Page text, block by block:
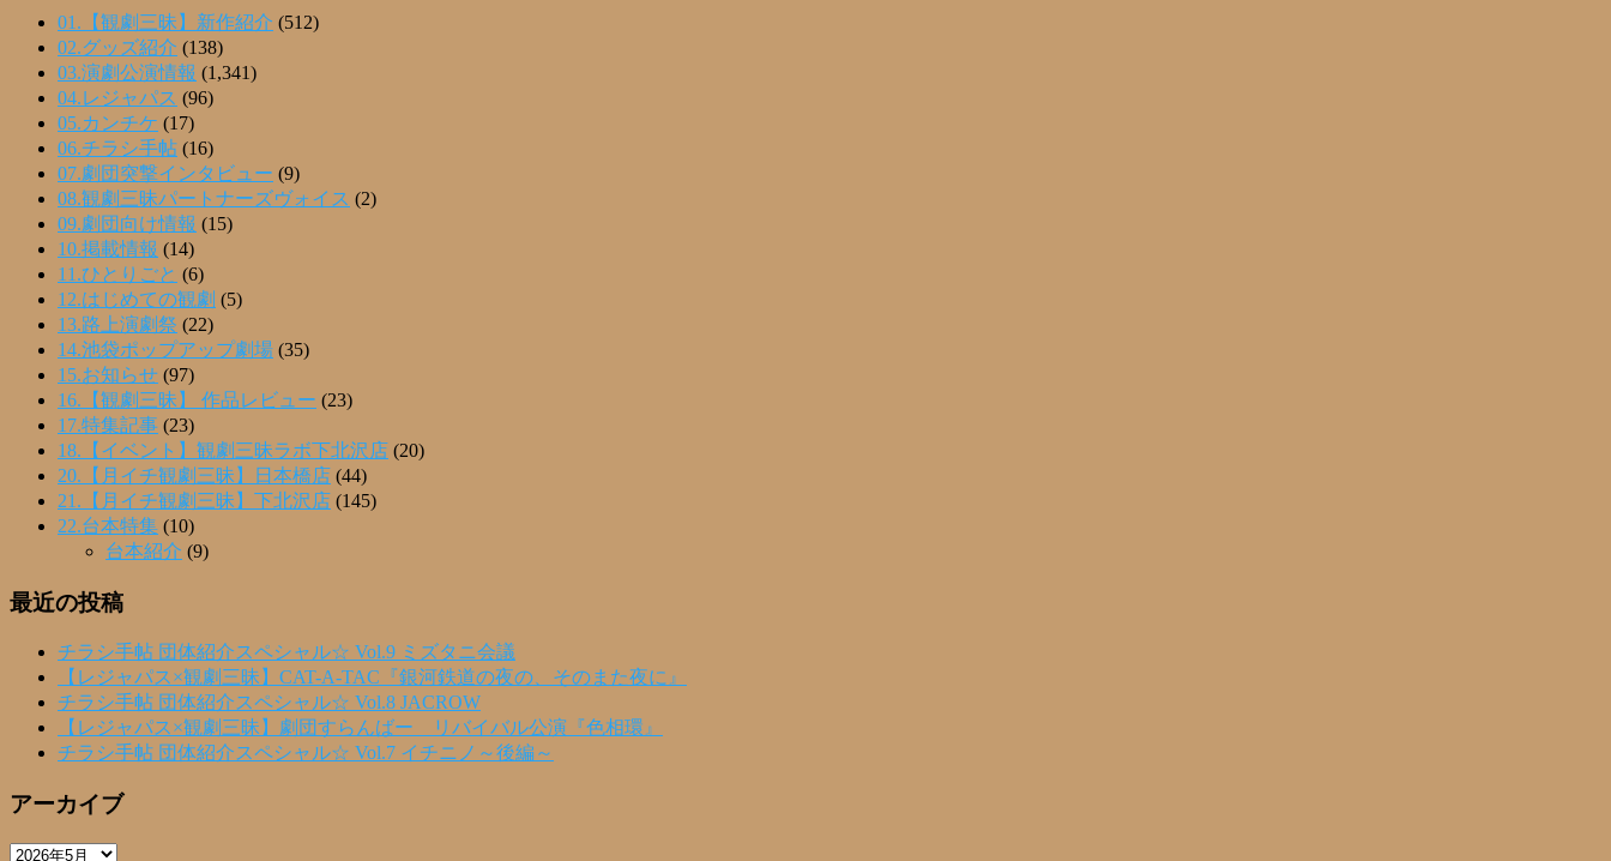
01.【観劇三昧】新作紹介 (512)
02.グッズ紹介 (138)
03.演劇公演情報 (1,341)
04.レジャパス (96)
05.カンチケ (17)
06.チラシ手帖 (16)
07.劇団突撃インタビュー (9)
08.観劇三昧パートナーズヴォイス (2)
09.劇団向け情報 (15)
10.掲載情報 (14)
11.ひとりごと (6)
12.はじめての観劇 (5)
13.路上演劇祭 (22)
14.池袋ポップアップ劇場 (35)
15.お知らせ (97)
16.【観劇三昧】 作品レビュー (23)
17.特集記事 (23)
18.【イベント】観劇三昧ラボ下北沢店 (20)
20.【月イチ観劇三昧】日本橋店 (44)
21.【月イチ観劇三昧】下北沢店 (145)
22.台本特集 (10)
台本紹介 (9)
最近の投稿
チラシ手帖 団体紹介スペシャル☆ Vol.9 ミズタニ会議
【レジャパス×観劇三昧】CAT-A-TAC『銀河鉄道の夜の、そのまた夜に』
チラシ手帖 団体紹介スペシャル☆ Vol.8 JACROW
【レジャパス×観劇三昧】劇団すらんばー リバイバル公演『色相環』
チラシ手帖 団体紹介スペシャル☆ Vol.7 イチニノ～後編～
アーカイブ
ア